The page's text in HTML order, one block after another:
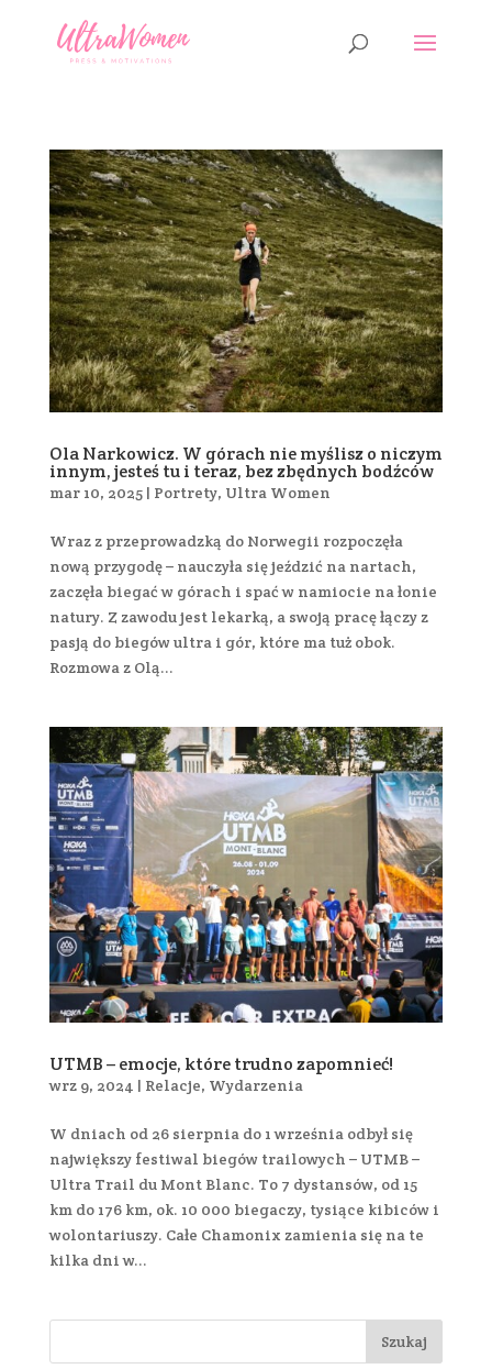
Ola Narkowicz. W górach nie myślisz o niczym
innym, jesteś tu i teraz, bez zbędnych bodźców
mar 10, 2025| Portrety, Ultra Women
Wraz z przeprowadzką do Norwegii rozpoczęła
nową przygodę – nauczyła się jeździć na nartach,
zaczęła biegać w górach i spać w namiocie na łonie
natury. Z zawodu jest lekarką, a swoją pracę łączy z
pasją do biegów ultra i gór, które ma tuż obok.
Rozmowa z Olą...
UTMB – emocje, które trudno zapomnieć!
wrz 9, 2024 | Relacje, Wydarzenia
W dniach od 26 sierpnia do 1 września odbył się
największy festiwal biegów trailowych – UTMB –
Ultra Trail du Mont Blanc. To 7 dystansów, od 15
km do 176 km, ok. 10 000 biegaczy, tysiące kibiców i
wolontariuszy. Całe Chamonix zamienia się na te
kilka dni w...